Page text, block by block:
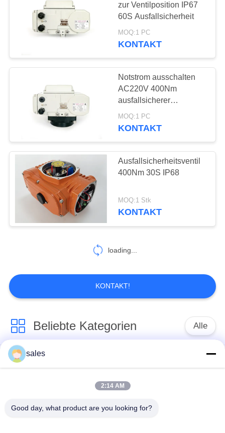
Elektrische
Schmetterlingsventil
28
elektrisch betätigtes
Kugelventil
3 Phasenantrieb
27
Gleichstrom-
Rotationsantrieb
36
zur Ventilposition IP67
60S Ausfallsicherheit
MOQ:1 PC
KONTAKT
Notstrom ausschalten
AC220V 400Nm
ausfallsicherer
elektrischer Aktor
MOQ:1 PC
KONTAKT
Ausfallsicherheitsventil
400Nm 30S IP68
MOQ:1 Stk
KONTAKT
loading...
KONTAKT!
Beliebte Kategorien Alle
Vierteldreh-Aktor
Ein intelligenter
sales
2:14 AM
Good day, what product are you looking for?